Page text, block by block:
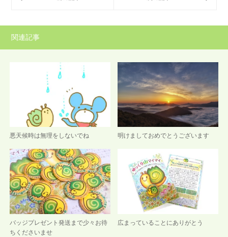
関連記事
悪天候時は無理をしないでね 明けましておめでとうございます
バッジプレゼント発送まで少々お待
ちくださいませ
広まっていることにありがとう